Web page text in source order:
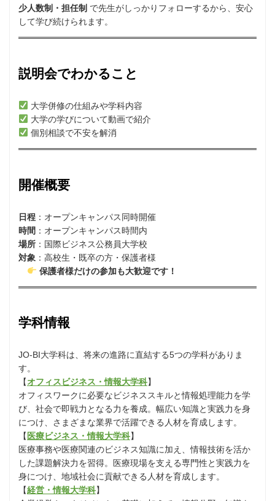
少人数制・担任制 で先生がしっかりフォローするから、安心
して学び続けられます。
説明会でわかること
大学併修の仕組みや学科内容
大学の学びについて動画で紹介
個別相談で不安を解消
開催概要
日程 ：オープンキャンパス同時開催
時間 ：オープンキャンパス時間内
場所 ：国際ビジネス公務員大学校
対象 ：高校生・既卒の方・保護者様
保護者様だけの参加も大歓迎です！
学科情報
JO-BI大学科は、将来の進路に直結する5つの学科がありま
す。
【オフィスビジネス・情報大学科】
オフィスワークに必要なビジネススキルと情報処理能力を学
び、社会で即戦力となる力を養成。幅広い知識と実践力を身
につけ、さまざまな業界で活躍できる人材を育成します。
【 医療ビジネス・情報大学科】
医療事務や医療関連のビジネス知識に加え、情報技術を活か
した課題解決力を習得。医療現場を支える専門性と実践力を
身につけ、地域社会に貢献できる人材を育成します。
【経営・情報大学科】